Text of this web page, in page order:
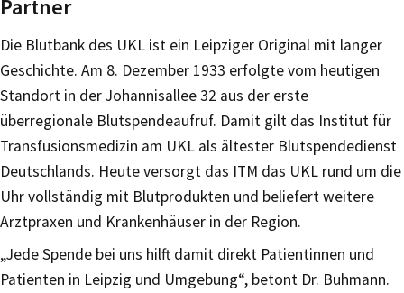
Partner
Die Blutbank des UKL ist ein Leipziger Original mit langer
Geschichte. Am 8. Dezember 1933 erfolgte vom heutigen
Standort in der Johannisallee 32 aus der erste
überregionale Blutspendeaufruf. Damit gilt das Institut für
Transfusionsmedizin am UKL als ältester Blutspendedienst
Deutschlands. Heute versorgt das ITM das UKL rund um die
Uhr vollständig mit Blutprodukten und beliefert weitere
Arztpraxen und Krankenhäuser in der Region.
„Jede Spende bei uns hilft damit direkt Patientinnen und
Patienten in Leipzig und Umgebung“, betont Dr. Buhmann.